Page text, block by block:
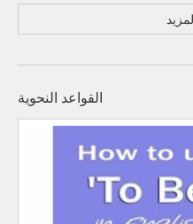
القواعد النحوية